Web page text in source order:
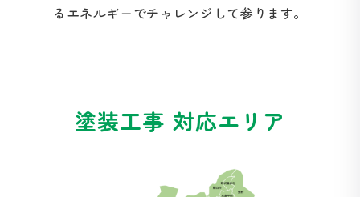
るエネルギーでチャレンジして参ります。
塗装工事 対応エリア